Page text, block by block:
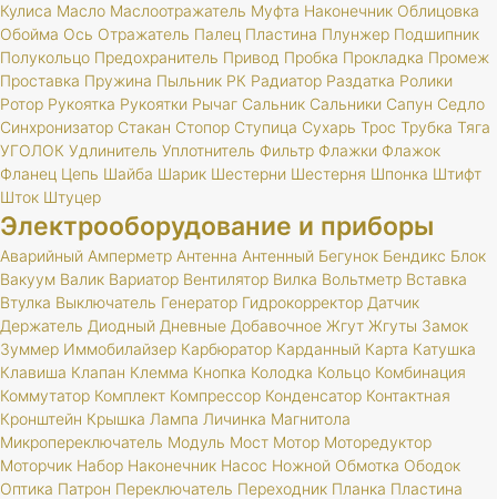
Кулиса Масло Маслоотражатель Муфта Наконечник Облицовка
Обойма Ось Отражатель Палец Пластина Плунжер Подшипник
Полукольцо Предохранитель Привод Пробка Прокладка Промеж
Проставка Пружина Пыльник РК Радиатор Раздатка Ролики
Ротор Рукоятка Рукоятки Рычаг Сальник Сальники Сапун Седло
Синхронизатор Стакан Стопор Ступица Сухарь Трос Трубка Тяга
УГОЛОК Удлинитель Уплотнитель Фильтр Флажки Флажок
Фланец Цепь Шайба Шарик Шестерни Шестерня Шпонка Штифт
Шток Штуцер
Электрооборудование и приборы
Аварийный Амперметр Антенна Антенный Бегунок Бендикс Блок
Вакуум Валик Вариатор Вентилятор Вилка Вольтметр Вставка
Втулка Выключатель Генератор Гидрокорректор Датчик
Держатель Диодный Дневные Добавочное Жгут Жгуты Замок
Зуммер Иммобилайзер Карбюратор Карданный Карта Катушка
Клавиша Клапан Клемма Кнопка Колодка Кольцо Комбинация
Коммутатор Комплект Компрессор Конденсатор Контактная
Кронштейн Крышка Лампа Личинка Магнитола
Микропереключатель Модуль Мост Мотор Моторедуктор
Моторчик Набор Наконечник Насос Ножной Обмотка Ободок
Оптика Патрон Переключатель Переходник Планка Пластина